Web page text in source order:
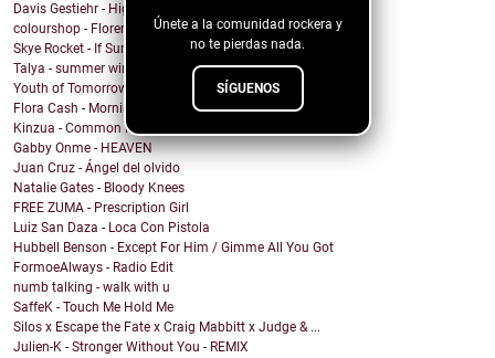
Únete a la comunidad rockera y
no te pierdas nada.
SÍGUENOS
Davis Gestiehr - High
colourshop - Florence
Skye Rocket - If Summer Had A Daughter
Talya - summer wind
Youth of Tomorrow - Pleasure House Road
Flora Cash - Morning Comes
Kinzua - Common Fates
Gabby Onme - HEAVEN
Juan Cruz - Ángel del olvido
Natalie Gates - Bloody Knees
FREE ZUMA - Prescription Girl
Luiz San Daza - Loca Con Pistola
Hubbell Benson - Except For Him / Gimme All You Got
FormoeAlways - Radio Edit
numb talking - walk with u
SaffeK - Touch Me Hold Me
Silos x Escape the Fate x Craig Mabbitt x Judge & ...
Julien-K - Stronger Without You - REMIX